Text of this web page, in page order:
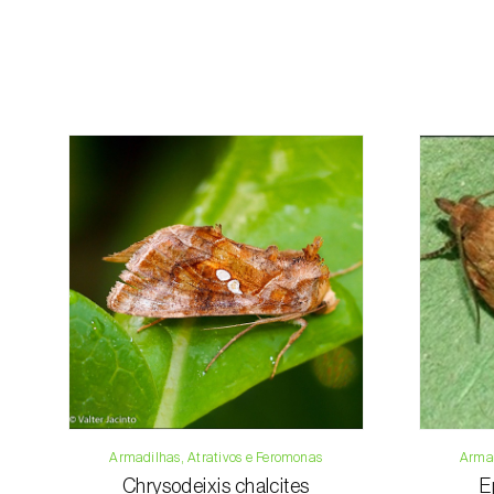
Armadilhas, Atrativos e Feromonas
Chrysodeixis chalcites